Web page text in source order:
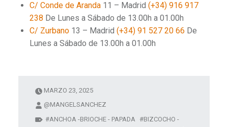
C/ Conde de Aranda 11 – Madrid (+34) 916 917
238 De Lunes a Sábado de 13.00h a 01.00h
C/ Zurbano 13 – Madrid (+34) 91 527 20 66 De
Lunes a Sábado de 13.00h a 01.00h
MARZO 23, 2025
@MANGELSANCHEZ
ANCHOA -BRIOCHE - PAPADA
BIZCOCHO -